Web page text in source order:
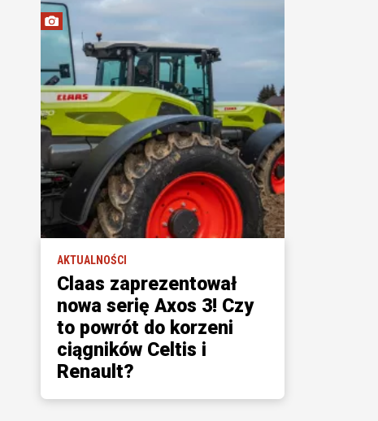
AKTUALNOŚCI
Claas zaprezentował
nowa serię Axos 3! Czy
to powrót do korzeni
ciągników Celtis i
Renault?